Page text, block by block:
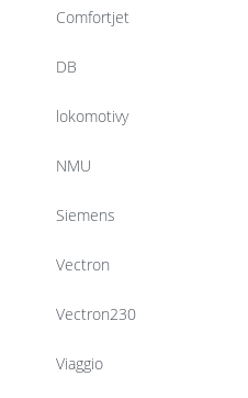
Comfortjet
DB
lokomotivy
NMU
Siemens
Vectron
Vectron230
Viaggio